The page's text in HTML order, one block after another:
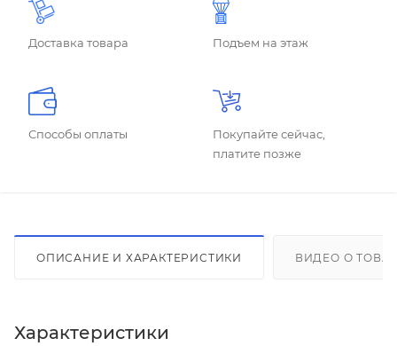
Доставка товара Подъем на этаж
Способы оплаты
Покупайте сейчас,
платите позже
ОПИСАНИЕ И ХАРАКТЕРИСТИКИ ВИДЕО О
Характеристики